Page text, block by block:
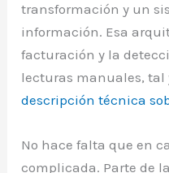
transformación y un
información. Esa
facturación y la
lecturas manuales,
descripción técnica
No hace falta que en
complicada. Parte de